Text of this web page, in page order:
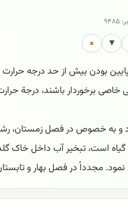
▼
×
بودن بیش از حد درجه
و به خصوص در فصل زمستان،
است، تبخیر آب داخل خاک
نمود. مجدداً در فصل بهار و